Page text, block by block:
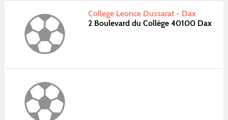
College Leonce Dussarat - Dax
2 Boulevard du Collège 40100 Dax